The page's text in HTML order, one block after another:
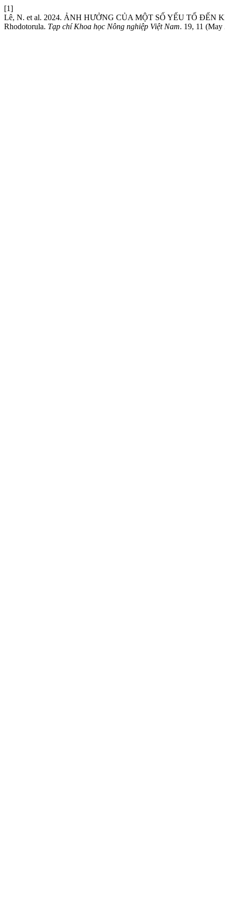
[1]
Lê, N. et al. 2024. ẢNH HƯỞNG CỦA MỘT SỐ YẾU TỐ
Rhodotorula. Tạp chí Khoa học Nông nghiệp Việt Nam. 19, 11 (May